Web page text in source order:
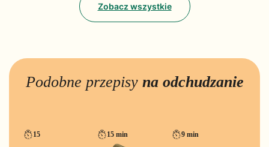
Zobacz wszystkie
Podobne przepisy na odchudzanie
15 15 min 9 min